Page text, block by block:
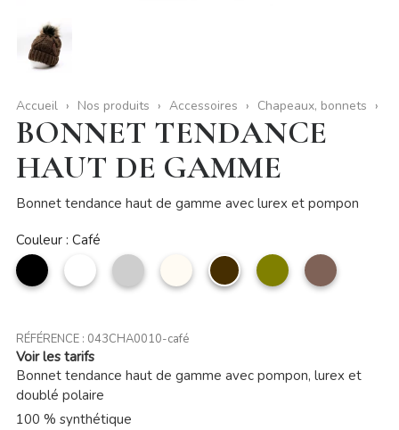
Accueil Nos produits Accessoires Chapeaux, bonnets
BONNET TENDANCE
HAUT DE GAMME
Bonnet tendance haut de gamme avec lurex et pompon
Couleur : Café
noir Blanc Argent Beige Café
Vert
olive
taupe
RÉFÉRENCE : 043CHA0010-café
Voir les tarifs
Bonnet tendance haut de gamme avec pompon, lurex et
doublé polaire
100 % synthétique